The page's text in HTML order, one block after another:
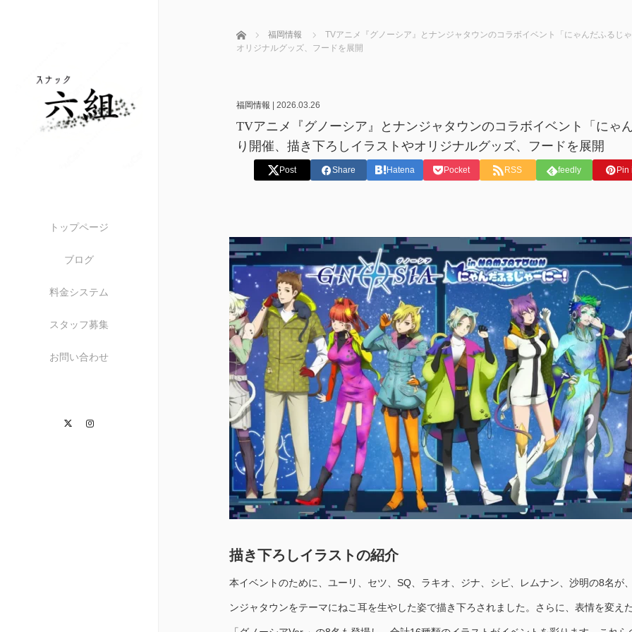
トップページ
ブログ
料金システム
スタッフ募集
お問い合わせ
Twitter
ホーム 福岡情報
TVアニメ『グノーシア』とナンジャタウンのコラボイベント「にゃんだふるじ
オリジナルグッズ、フードを展開
福岡情報 2026.03.26
TVアニメ『グノーシア』とナンジャタウンのコラボイベント「にゃ
り開催、描き下ろしイラストやオリジナルグッズ、フードを展開
Post Share Hatena Pocket RSS feedly Pin
描き下ろしイラストの紹介
本イベントのために、ユーリ、セツ、SQ、ラキオ、ジナ、シピ、レムナン、沙明の8名が
ンジャタウンをテーマにねこ耳を生やした姿で描き下ろされました。さらに、表情を変え